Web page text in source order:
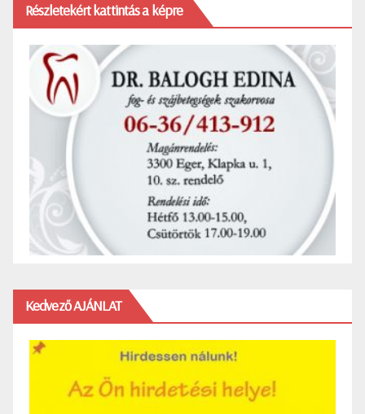
Részletekért kattintás a képre
Kedvező AJÁNLAT